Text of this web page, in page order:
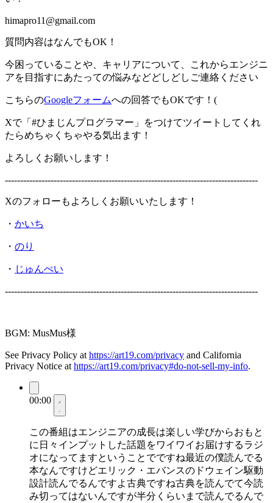
himapro11@gmail.com
質問内容はなんでもOK！
今困っていることや、キャリアについて、これからエンジニ
アを目指すにあたっての悩みなどどしどしご連絡ください
こちらのGoogleフォームへの回答でもOKです！(
Xで「#ひまじんプログラマー」をつけてツイートしてくれ
たらめちゃくちゃやる気出ます！
よろしくお願いします！
-----------------------------------------------------------------------------------
Xのフォローもよろしくお願いいたします！
・ かいち
・ のり
・ じゅんぺい
-----------------------------------------------------------------------------------
BGM: MusMus様
See Privacy Policy at https://art19.com/privacy and California
Privacy Notice at https://art19.com/privacy#do-not-sell-my-info.
00:00
この番組はエンジニアの成長は楽しい学びからおもと
に日々インプットした話題をワイワイお届けするラジ
オになってますということでですね最近の僕読んでる
本なんですけどエリック・エバンスのドウェイン駆動
設計読んでるんですよ古典ですね古典を読んでて今読
み切ってはないんですが半分くらいまで読んでるんで